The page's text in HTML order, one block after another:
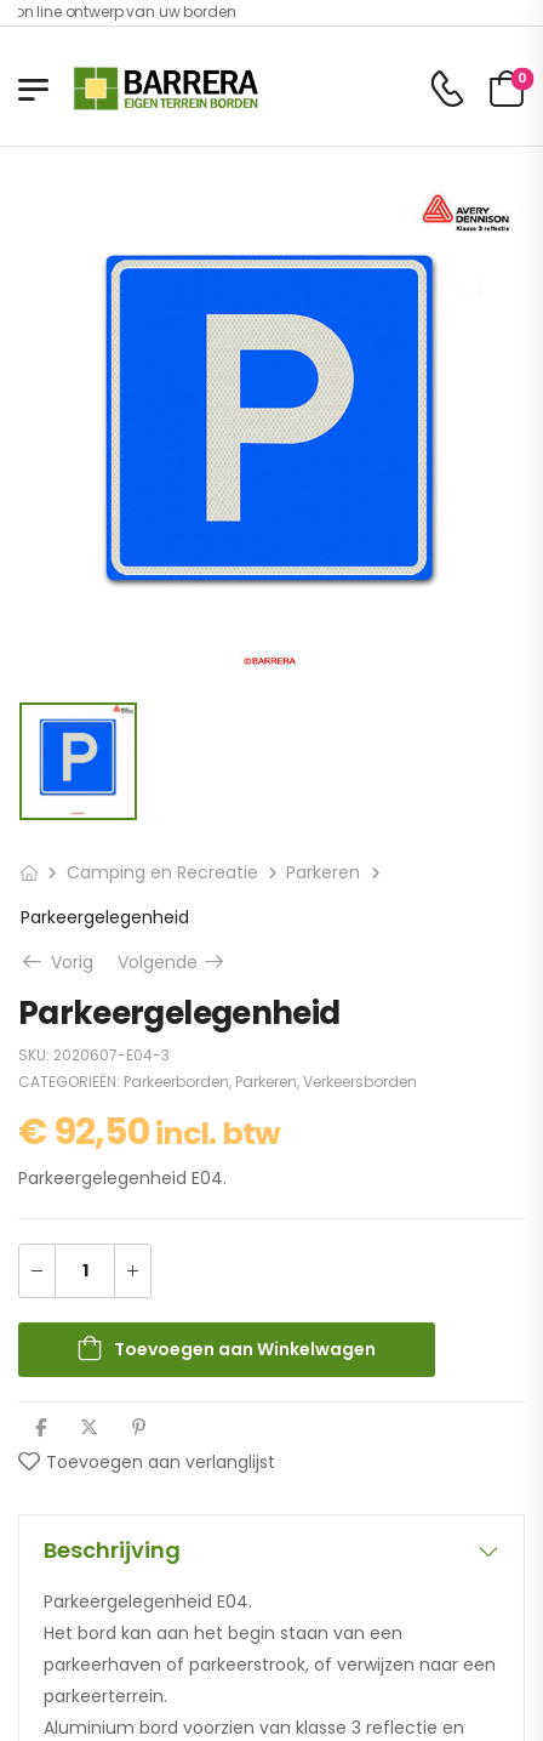
line ontwerp van uw borden
0
Camping en Recreatie
Parkeren
Parkeergelegenheid
Vorig
Volgende
Parkeergelegenheid
SKU: 2020607-E04-3
CATEGORIEËN: Parkeerborden, Parkeren,Verkeersborden
€92,50incl. btw
Parkeergelegenheid E04.
Toevoegen aan Winkelwagen
Toevoegen aan verlanglijst
Beschrijving
Parkeergelegenheid E04.
Het bord kan aan het begin staan van een
parkeerhaven of parkeerstrook, of verwijzen naar een
parkeerterrein.
Aluminium bord voorzien van klasse 3 reflectie en